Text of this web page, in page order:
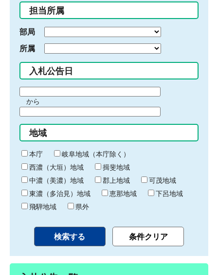
入
力
担当所属
部局
所属
入札公告日
間
始
り
から
間
終
わ
り
地域
本庁
岐阜地域（本庁除く）
西濃（大垣）地域
揖斐地域
中濃（美濃）地域
郡上地域
可茂地域
東濃（多治見）地域
恵那地域
下呂地域
飛騨地域
県外